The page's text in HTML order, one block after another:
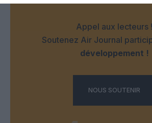
Appel aux lecteurs !
Soutenez Air Journal
développement !
NOUS SOUTENIR